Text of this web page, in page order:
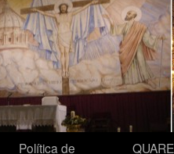
Política de